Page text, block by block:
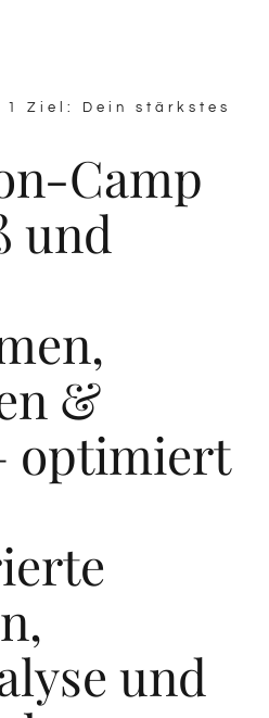
1 Ziel: Dein stärkstes
Camp
und
&
optimiert
und